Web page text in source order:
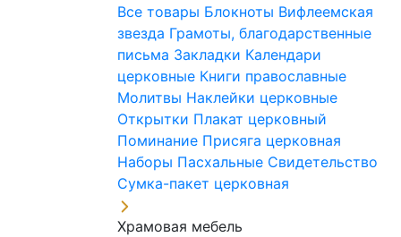
Все товары Блокноты Вифлеемская
звезда Грамоты, благодарственные
письма Закладки Календари
церковные Книги православные
Молитвы Наклейки церковные
Открытки Плакат церковный
Поминание Присяга церковная
Наборы Пасхальные Свидетельство
Сумка-пакет церковная
Храмовая мебель